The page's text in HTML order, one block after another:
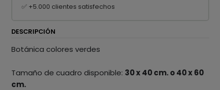
✅ +5.000 clientes satisfechos
DESCRIPCIÓN
Botánica colores verdes
Tamaño de cuadro disponible: 30 x 40 cm. o 40 x 60
cm.